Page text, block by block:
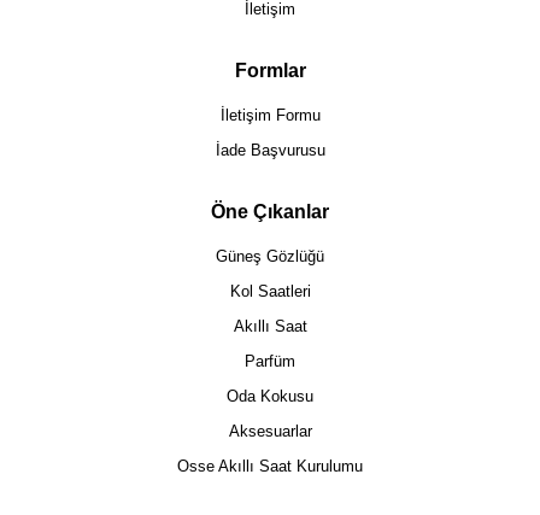
İletişim
Formlar
İletişim Formu
İade Başvurusu
Öne Çıkanlar
Güneş Gözlüğü
Kol Saatleri
Akıllı Saat
Parfüm
Oda Kokusu
Aksesuarlar
Osse Akıllı Saat Kurulumu